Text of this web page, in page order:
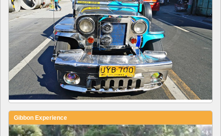
Gibbon Experience